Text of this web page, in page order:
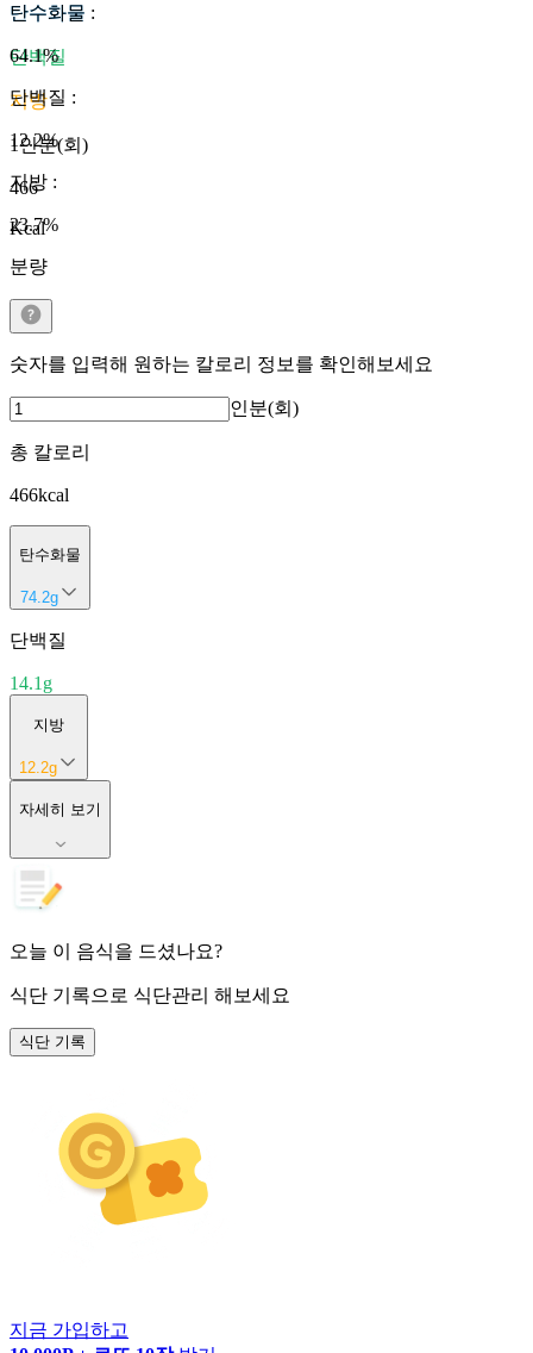
탄수화물
단백질
지방
1인분(회)
466
Kcal
탄수화물 :
64.1%
단백질 :
12.2%
지방 :
23.7%
분량
숫자를 입력해 원하는 칼로리 정보를 확인해보세요
인분(회)
총 칼로리
466kcal
탄수화물
74.2g
단백질
14.1 g
지방
12.2g
자세히 보기
오늘 이 음식을 드셨나요?
식단 기록으로 식단관리 해보세요
식단 기록
지금 가입하고